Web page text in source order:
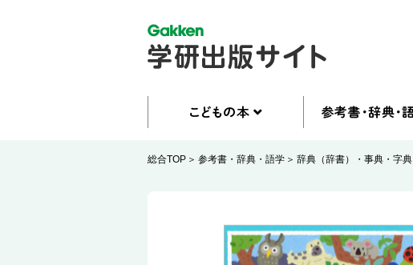
総合TOP 参考書・辞典・語学 辞典（辞書）・事典・字典